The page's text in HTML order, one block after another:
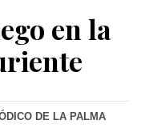
en la
DE LA PALMA